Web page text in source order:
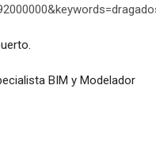
BIM y Modelador